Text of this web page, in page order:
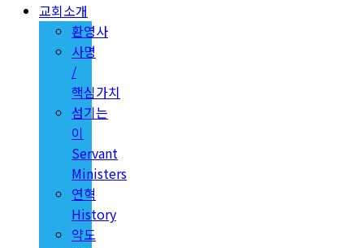
교회소개
환영사
사명
/
핵심가치
섬기는
이
Servant
Ministers
연혁
History
약도